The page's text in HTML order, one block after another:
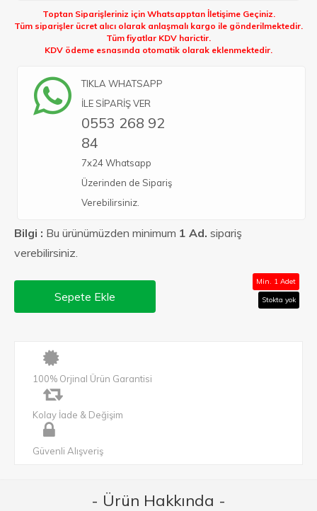
Toptan Siparişleriniz için Whatsapptan İletişime Geçiniz.
Tüm siparişler ücret alıcı olarak anlaşmalı kargo ile gönderilmektedir.
Tüm fiyatlar KDV harictir.
KDV ödeme esnasında otomatik olarak eklenmektedir.
TIKLA WHATSAPP
İLE SİPARİŞ VER
0553 268 92
84
7x24 Whatsapp
Üzerinden de Sipariş
Verebilirsiniz.
Bilgi : Bu ürünümüzden minimum 1 Ad. sipariş
verebilirsiniz.
Sepete Ekle
Min. 1 Adet
Stokta yok
100% Orjinal Ürün Garantisi
Kolay İade & Değişim
Güvenli Alışveriş
- Ürün Hakkında -